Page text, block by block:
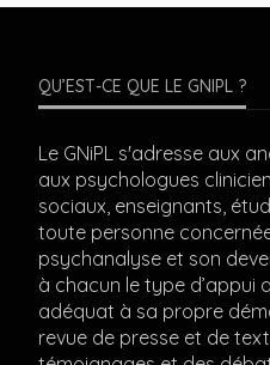
QU’EST-CE QUE LE GNIPL ?
Le GNiPL s'adresse aux
aux psychologues
sociaux, enseignants,
toute personne
psychanalyse et son
à chacun le type d’appui
adéquat à sa propre
revue de presse et de